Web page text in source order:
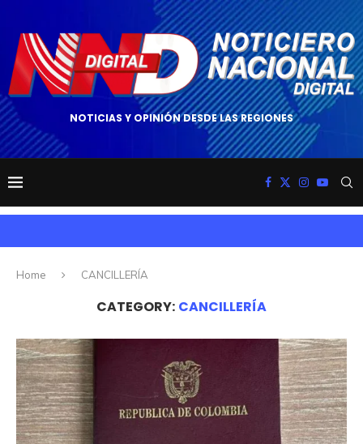
NOTICIAS Y OPINIÓN DESDE LAS REGIONES
Home CANCILLERÍA
CATEGORY: CANCILLERÍA